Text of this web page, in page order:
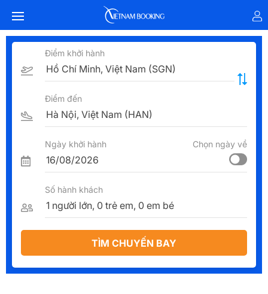
Điểm khởi hành
Điểm đến
Ngày khởi hành Chọn ngày về
Số hành khách
TÌM CHUYẾN BAY